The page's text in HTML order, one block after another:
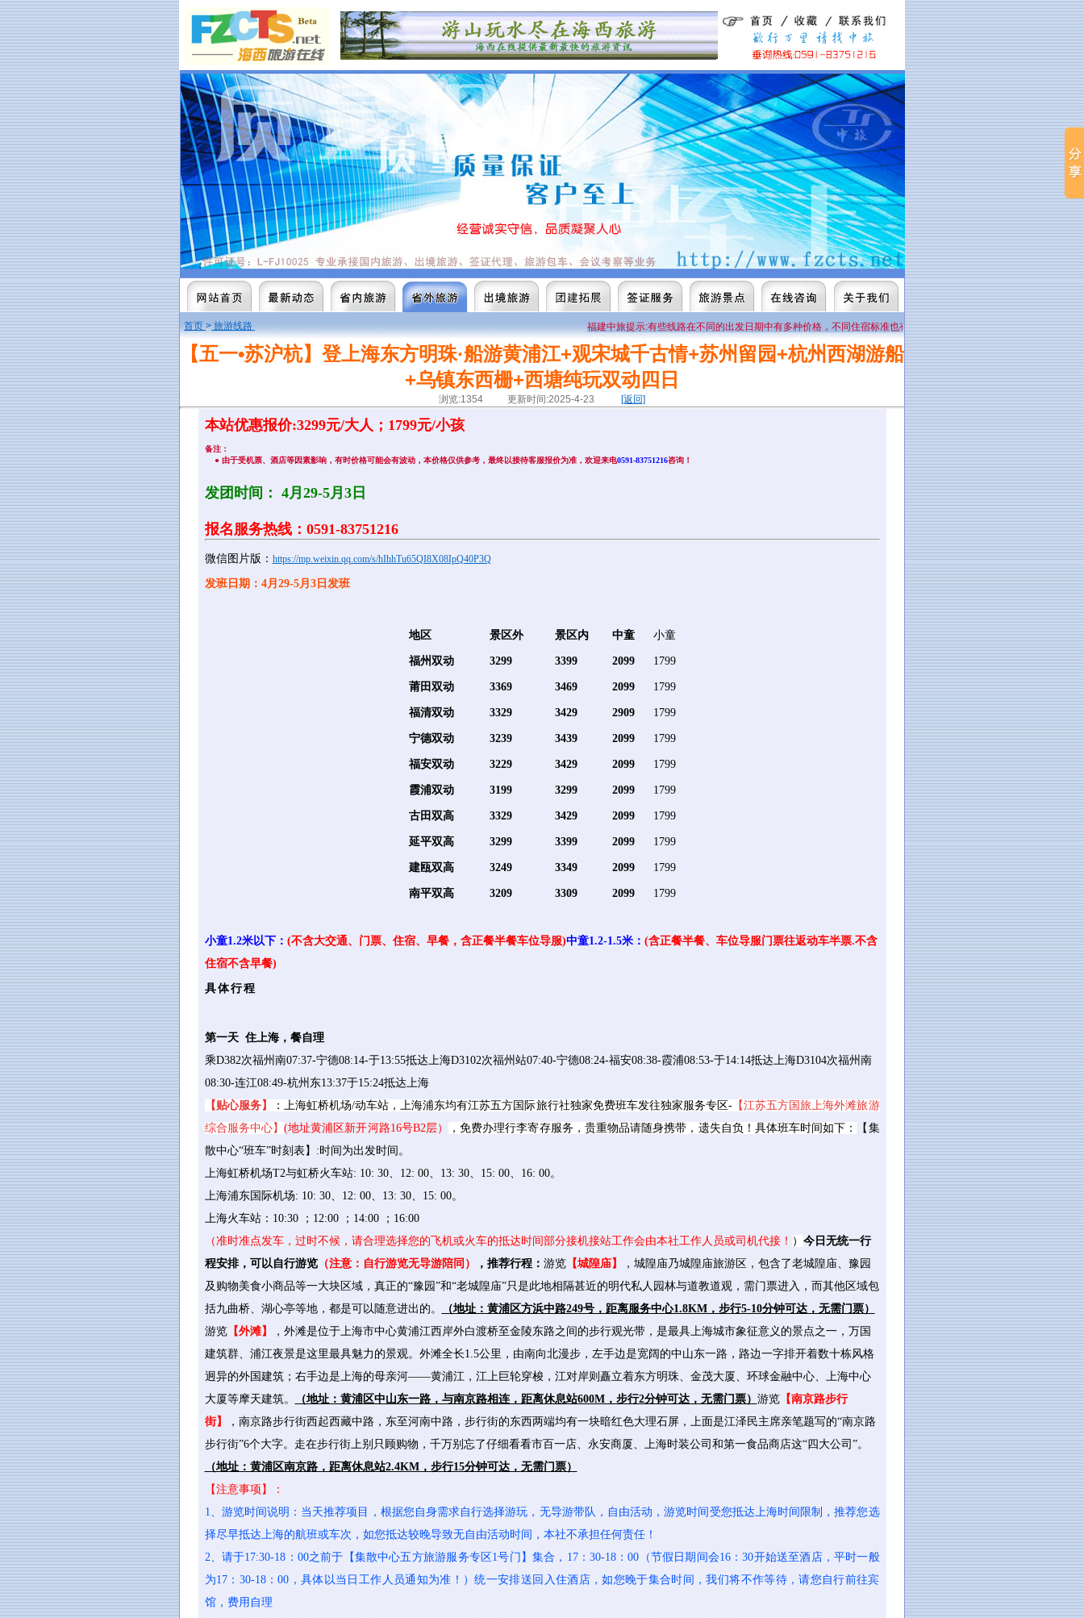
首页 > 旅游线路 福建中旅提示:有些线路在不同的出发日期中有多种价格，不同住宿标准也有多种价格，请注意查看行程说明或来电
【五一•苏沪杭】登上海东方明珠·船游黄浦江+观宋城千古情+苏州留园+杭州西湖游船
+乌镇东西栅+西塘纯玩双动四日
浏览:1354 更新时间:2025-4-23 [返回]
本站优惠报价:3299元/大人；1799元/小孩
备注：
● 由于受机票、酒店等因素影响，有时价格可能会有波动，本价格仅供参考，最终以接待客服报价为准，欢迎来电0591-83751216咨询！
发团时间： 4月29-5月3日
报名服务热线：0591-83751216
微信图片版： https://mp.weixin.qq.com/s/hIhhTu65QI8X08IpQ40P3Q
发班日期：4月29-5月3日发班
地区 景区外 景区内 中童 小童
福州双动 3299 3399 2099 1799
莆田双动 3369 3469 2099 1799
福清双动 3329 3429 2909 1799
宁德双动 3239 3439 2099 1799
福安双动 3229 3429 2099 1799
霞浦双动 3199 3299 2099 1799
古田双高 3329 3429 2099 1799
延平双高 3299 3399 2099 1799
建瓯双高 3249 3349 2099 1799
南平双高 3209 3309 2099 1799
小童1.2米以下： (不含大交通、门票、住宿、早餐，含正餐半餐车位导服)中童1.2-1.5米： (含正餐半餐、车位导服门票往返动车半票.不含
住宿不含早餐)
具体行程
第一天 住上海，餐自理
乘D382次福州南07:37-宁德08:14-于13:55抵达上海D3102次福州站07:40-宁德08:24-福安08:38-霞浦08:53-于14:14抵达上海D3104次福州南
08:30-连江08:49-杭州东13:37于15:24抵达上海
【贴心服务】
：上海虹桥机场/动车站，上海浦东均有江苏五方国际旅行社独家免费班车发往独家服务专区- 【江苏五方国旅上海外滩旅游
综合服务中心】 (地址黄浦区新开河路16号B2层） ，免费办理行李寄存服务，贵重物品请随身携带，遗失自负！具体班车时间如下：
【集
散中心“班车”时刻表】:时间为出发时间。
上海虹桥机场T2与虹桥火车站: 10: 30、12: 00、13: 30、15: 00、16: 00。
上海浦东国际机场: 10: 30、12: 00、13: 30、15: 00。
上海火车站：10:30 ；12:00 ；14:00 ；16:00
（准时准点发车，过时不候，请合理选择您的飞机或火车的抵达时间部分接机接站工作会由本社工作人员或司机代接！ ） 今日无统一行
程安排，可以自行游览（注意：自行游览无导游陪同） ，推荐行程： 游览【城隍庙】
，城隍庙乃城隍庙旅游区，包含了老城隍庙、豫园
及购物美食小商品等一大块区域，真正的“豫园”和“老城隍庙”只是此地相隔甚近的明代私人园林与道教道观，需门票进入，而其他区域包
括九曲桥、湖心亭等地，都是可以随意进出的。
（地址：黄浦区方浜中路249号，距离服务中心1.8KM，步行5-10分钟可达，无需门票）
游览【外滩】
，外滩是位于上海市中心黄浦江西岸外白渡桥至金陵东路之间的步行观光带，是最具上海城市象征意义的景点之一，万国
建筑群、浦江夜景是这里最具魅力的景观。外滩全长1.5公里，由南向北漫步，左手边是宽阔的中山东一路，路边一字排开着数十栋风格
迥异的外国建筑；右手边是上海的母亲河——黄浦江，江上巨轮穿梭，江对岸则矗立着东方明珠、金茂大厦、环球金融中心、上海中心
大厦等摩天建筑。
（地址：黄浦区中山东一路，与南京路相连，距离休息站600M，步行2分钟可达，无需门票） 游览【南京路步行
街】
，南京路步行街西起西藏中路，东至河南中路，步行街的东西两端均有一块暗红色大理石屏，上面是江泽民主席亲笔题写的“南京路
步行街”6个大字。走在步行街上别只顾购物，千万别忘了仔细看看市百一店、永安商厦、上海时装公司和第一食品商店这“四大公司”。
（地址：黄浦区南京路，距离休息站2.4KM，步行15分钟可达，无需门票）
【注意事项】：
1、游览时间说明：当天推荐项目，根据您自身需求自行选择游玩，无导游带队，自由活动，游览时间受您抵达上海时间限制，推荐您选
择尽早抵达上海的航班或车次，如您抵达较晚导致无自由活动时间，本社不承担任何责任！
2、请于17:30-18：00之前于【集散中心五方旅游服务专区1号门】集合，17：30-18：00（节假日期间会16：30开始送至酒店，平时一般
为17：30-18：00，具体以当日工作人员通知为准！）统一安排送回入住酒店，如您晚于集合时间，我们将不作等待，请您自行前往宾
馆，费用自理